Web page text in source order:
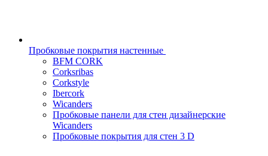
Пробковые покрытия настенные
BFM CORK
Corksribas
Corkstyle
Ibercork
Wicanders
Пробковые панели для стен дизайнерские
Wicanders
Пробковые покрытия для стен 3 D